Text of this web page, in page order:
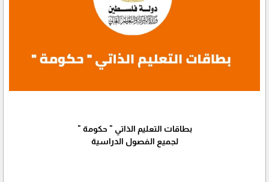
بطاقات التعليم الذاتي " حكومة "
لجميع الفصول الدراسية